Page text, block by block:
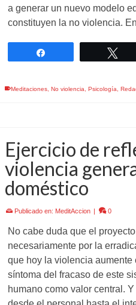
a generar un nuevo modelo
constituyen la no violencia.
Meditaciones, No violencia Psicología
Ejercicio de
violencia
doméstico
Publicado en: MeditAccion | 0
No cabe duda que el
necesariamente por la
que hoy la violencia
síntoma del fracaso de este
humano como valor central.